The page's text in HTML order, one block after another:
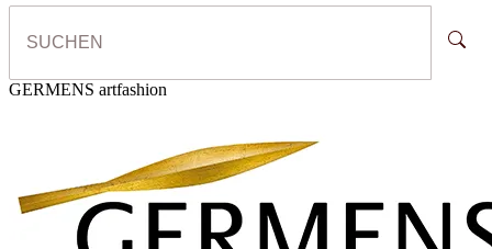
GERMENS artfashion